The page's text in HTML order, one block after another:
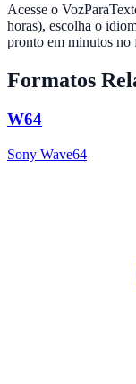
Acesse o
horas), escolha o
pronto em minutos
Formatos
W64
Sony Wave64